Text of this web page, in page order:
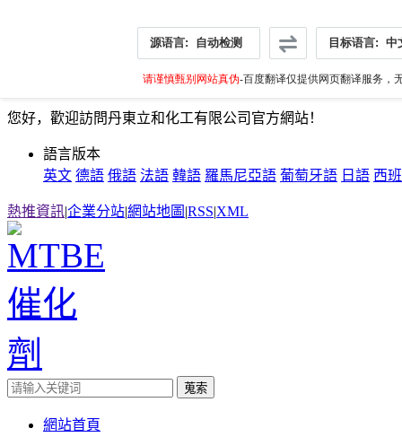
源语言: 自动检测 目标语言: 中
请谨慎甄别网站真伪-百度翻译仅提供网页翻译服务，